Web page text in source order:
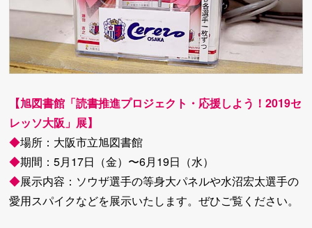
【旭図書館「読書推進プロジェクト・応援しよう！2019セ
レッソ大阪」展】
◆場所：大阪市立旭図書館
◆期間：5月17日（金）〜6月19日（水）
◆展示内容：ソウザ選手の等身大パネルや水沼宏太選手の
愛用スパイクなどを展示いたします。ぜひご覧ください。